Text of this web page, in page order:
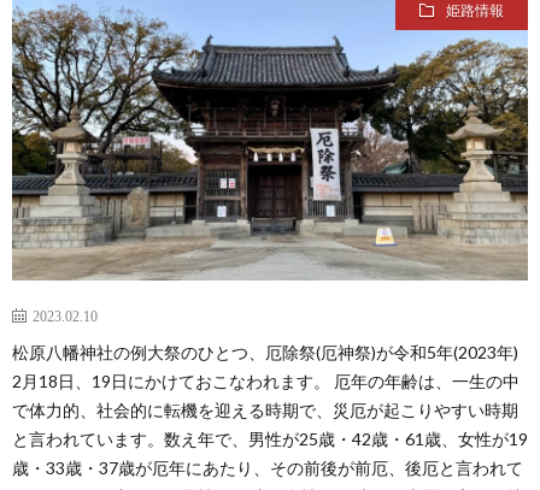
姫路情報
2023.02.10
松原八幡神社の例大祭のひとつ、厄除祭(厄神祭)が令和5年(2023年)
2月18日、19日にかけておこなわれます。 厄年の年齢は、一生の中
で体力的、社会的に転機を迎える時期で、災厄が起こりやすい時期
と言われています。数え年で、男性が25歳・42歳・61歳、女性が19
歳・33歳・37歳が厄年にあたり、その前後が前厄、後厄と言われて